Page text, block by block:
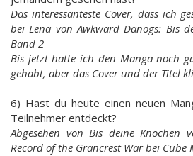
Das interessanteste Cover, dass ich
bei Lena von Awkward Danogs: Bis
Band 2
Bis jetzt hatte ich den Manga noch
gehabt, aber das Cover und der Titel
6) Hast du heute einen neuen
Teilnehmer entdeckt?
Abgesehen von Bis deine Knochen
Record of the Grancrest War bei Cube